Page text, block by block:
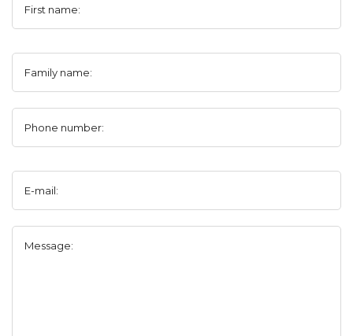
First name:
Family name:
Phone number:
E-mail:
Message: